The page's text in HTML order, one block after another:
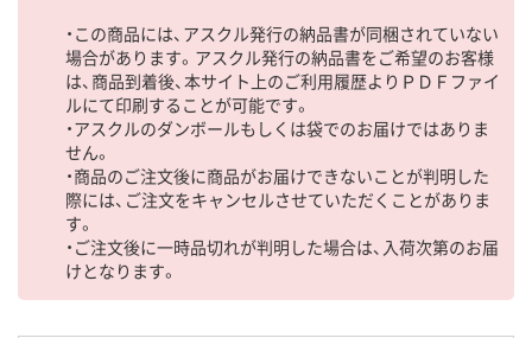
・この商品には、アスクル発行の納品書が同梱されていない
場合があります。アスクル発行の納品書をご希望のお客様
は、商品到着後、本サイト上のご利用履歴よりＰＤＦファイ
ルにて印刷することが可能です。
・アスクルのダンボールもしくは袋でのお届けではありま
せん。
・商品のご注文後に商品がお届けできないことが判明した
際には、ご注文をキャンセルさせていただくことがありま
す。
・ご注文後に一時品切れが判明した場合は、入荷次第のお届
けとなります。